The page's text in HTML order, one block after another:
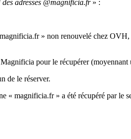
adresses @magnificia.fr» :
» non renouvelé chez
pour le récupérer (moyennant
de le réserver.
« magnificia.fr » a été récupéré par le